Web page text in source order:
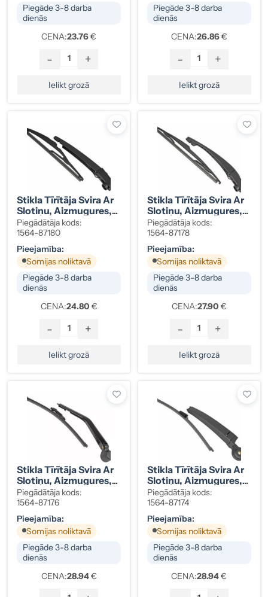
Piegāde 3-8 darba
dienās
CENA:23.76€
- +
Ielikt grozā
Piegāde 3-8 darba
dienās
CENA:26.86€
- +
Ielikt grozā
Stikla Tīrītāja Svira Ar
Slotiņu, Aizmugures,
MB C, 2048200744
Piegādātāja kods:
1564-87180
Pieejamība:
Somijas noliktavā
Piegāde 3-8 darba
dienās
CENA:24.80 €
- +
Ielikt grozā
Stikla Tīrītāja Svira Ar
Slotiņu, Aizmugures,
Renault Clio III,
287812906R
Piegādātāja kods:
1564-87178
Pieejamība:
Somijas noliktavā
Piegāde 3-8 darba
dienās
CENA:27.90 €
- +
Ielikt grozā
Stikla Tīrītāja Svira Ar
Slotiņu, Aizmugures,
Kreisais, Mini,
61620036625
Piegādātāja kods:
1564-87176
Pieejamība:
Somijas noliktavā
Piegāde 3-8 darba
dienās
CENA:28.94€
Stikla Tīrītāja Svira Ar
Slotiņu, Aizmugures,
VW Touareg,
7L6955425
Piegādātāja kods:
1564-87174
Pieejamība:
Somijas noliktavā
Piegāde 3-8 darba
dienās
CENA:28.94€